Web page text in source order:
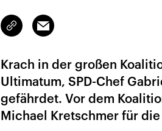
Link
kopieren/teilen
Email
Krach in der großen
Ultimatum, SPD-Chef
gefährdet. Vor dem
Michael Kretschmer für